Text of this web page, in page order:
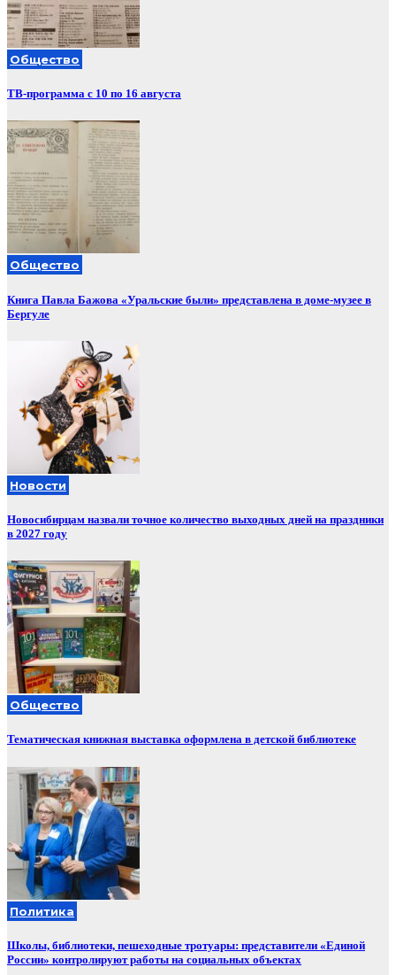
Общество
ТВ-программа с 10 по 16 августа
Общество
Книга Павла Бажова «Уральские были» представлена в доме-музее в
Бергуле
Новости
Новосибирцам назвали точное количество выходных дней на праздники
в 2027 году
Общество
Тематическая книжная выставка оформлена в детской библиотеке
Политика
Школы, библиотеки, пешеходные тротуары: представители «Единой
России» контролируют работы на социальных объектах